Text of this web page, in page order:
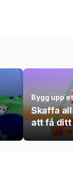
Bygg upp
Skaffa
att få ditt